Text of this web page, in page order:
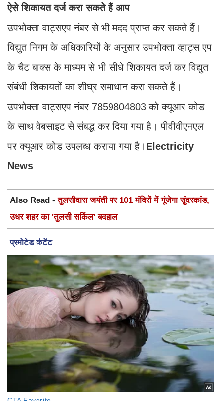
ऐसे शिकायत दर्ज करा सकते हैं आप
उपभोक्ता वाट्सएप नंबर से भी मदद प्राप्त कर सकते हैं।
विद्युत निगम के अधिकारियों के अनुसार उपभोक्ता व्हाट्स एप
के चैट बाक्स के माध्यम से भी सीधे शिकायत दर्ज कर विद्युत
संबंधी शिकायतों का शीघ्र समाधान करा सकते हैं।
उपभोक्ता वाट्सएप नंबर 7859804803 को क्यूआर कोड
के साथ वेबसाइट से संबद्ध कर दिया गया है। पीवीवीएनएल
पर क्यूआर कोड उपलब्ध कराया गया है। Electricity
News
Also Read -तुलसीदास जयंती पर 101 मंदिरों में गूंजेगा सुंदरकांड,
उधर शहर का 'तुलसी सर्किल' बदहाल